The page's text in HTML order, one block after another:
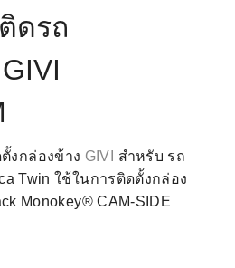
ดรถ
งกล่องข้าง GIVI
สำหรับ รถ
Twin ใช้ในการติดตั้งกล่อง
Monokey® CAM-SIDE